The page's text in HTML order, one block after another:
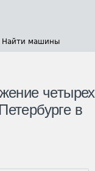
Найти машины
четырех
в